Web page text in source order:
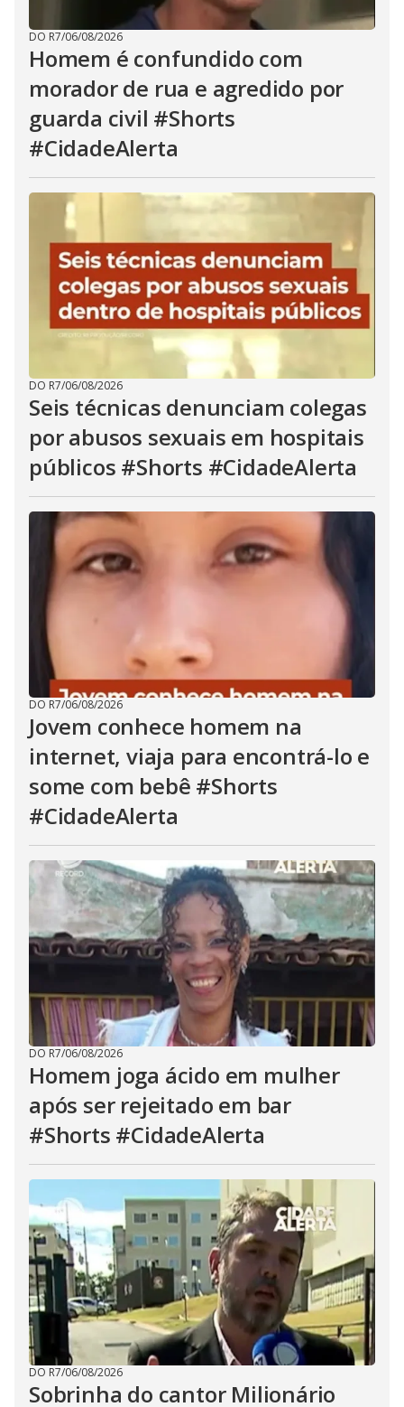
DO R7/06/08/2026
Homem é confundido com
morador de rua e agredido por
guarda civil #Shorts
#CidadeAlerta
DO R7/06/08/2026
Seis técnicas denunciam colegas
por abusos sexuais em hospitais
públicos #Shorts #CidadeAlerta
DO R7/06/08/2026
Jovem conhece homem na
internet, viaja para encontrá-lo e
some com bebê #Shorts
#CidadeAlerta
DO R7/06/08/2026
Homem joga ácido em mulher
após ser rejeitado em bar
#Shorts #CidadeAlerta
DO R7/06/08/2026
Sobrinha do cantor Milionário